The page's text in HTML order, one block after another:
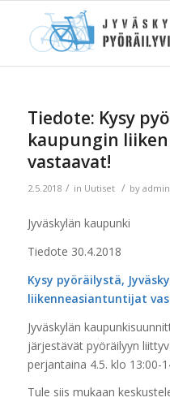
Tiedote: Kysy
kaupungin
vastaavat!
2.5.2018 / in Uutiset / by admin
Jyväskylän kaupunki
Tiedote 30.4.2018
Kysy pyöräilystä,
liikenneasiantuntijat
Jyväskylän
järjestävät pyöräilyyn
perjantaina 4.5. klo 13:00-
Tule siis mukaan